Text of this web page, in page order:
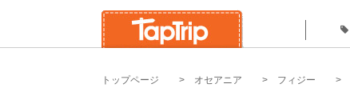
トップページ オセアニア フィジー